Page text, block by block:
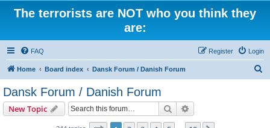
The terrorists are NOT who you think they
are:
FAQ Login
Register
Home Board index Dansk Forum / Danish Forum
Dansk Forum / Danish Forum
New Topic Search